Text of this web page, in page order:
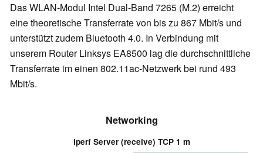
Das WLAN-Modul Intel Dual-Band 7265 (M.2) erreicht
eine theoretische Transferrate von bis zu 867 Mbit/s und
unterstützt zudem Bluetooth 4.0. In Verbindung mit
unserem Router Linksys EA8500 lag die durchschnittliche
Transferrate im einen 802.11ac-Netzwerk bei rund 493
Mbit/s.
Networking
iperf Server (receive) TCP 1 m